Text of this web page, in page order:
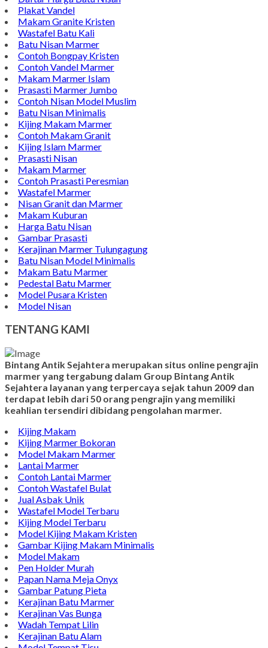
Plakat Vandel
Makam Granite Kristen
Wastafel Batu Kali
Batu Nisan Marmer
Contoh Bongpay Kristen
Contoh Vandel Marmer
Makam Marmer Islam
Prasasti Marmer Jumbo
Contoh Nisan Model Muslim
Batu Nisan Minimalis
Kijing Makam Marmer
Contoh Makam Granit
Kijing Islam Marmer
Prasasti Nisan
Makam Marmer
Contoh Prasasti Peresmian
Wastafel Marmer
Nisan Granit dan Marmer
Makam Kuburan
Harga Batu Nisan
Gambar Prasasti
Kerajinan Marmer Tulungagung
Batu Nisan Model Minimalis
Makam Batu Marmer
Pedestal Batu Marmer
Model Pusara Kristen
Model Nisan
TENTANG KAMI
Bintang Antik Sejahtera merupakan situs online pengrajin
marmer yang tergabung dalam Group Bintang Antik
Sejahtera layanan yang terpercaya sejak tahun 2009 dan
terdapat lebih dari 50 orang pengrajin yang memiliki
keahlian tersendiri dibidang pengolahan marmer.
Kijing Makam
Kijing Marmer Bokoran
Model Makam Marmer
Lantai Marmer
Contoh Lantai Marmer
Contoh Wastafel Bulat
Jual Asbak Unik
Wastafel Model Terbaru
Kijing Model Terbaru
Model Kijing Makam Kristen
Gambar Kijing Makam Minimalis
Model Makam
Pen Holder Murah
Papan Nama Meja Onyx
Gambar Patung Pieta
Kerajinan Batu Marmer
Kerajinan Vas Bunga
Wadah Tempat Lilin
Kerajinan Batu Alam